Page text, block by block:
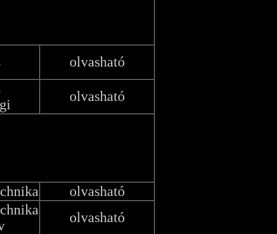
olvasható
olvasható
olvasható
olvasható